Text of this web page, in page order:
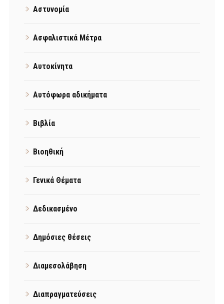
Αστυνομία
Ασφαλιστικά Μέτρα
Αυτοκίνητα
Αυτόφωρα αδικήματα
Βιβλία
Βιοηθική
Γενικά Θέματα
Δεδικασμένο
Δημόσιες θέσεις
Διαμεσολάβηση
Διαπραγματεύσεις